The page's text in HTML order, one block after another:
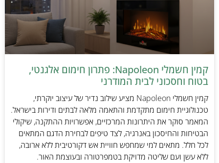
קמין חשמלי Napoleon: פתרון חימום אלגנטי,
בטוח וחסכוני לבית המודרני
קמין חשמלי Napoleon מציע שילוב נדיר של עיצוב יוקרתי,
טכנולוגיית חימום מתקדמת והתאמה מלאה לבתים ודירות בישראל.
המאמר סוקר את היתרונות המרכזיים, אפשרויות ההתקנה, שיקולי
הבטיחות והחיסכון באנרגיה, לצד טיפים לבחירת הדגם המתאים
לכל חלל. מתאים למי שמחפש חוויית אש דקורטיבית ללא ארובה,
ללא עשן ועם שליטה מדויקת בטמפרטורה ובעוצמת האור.